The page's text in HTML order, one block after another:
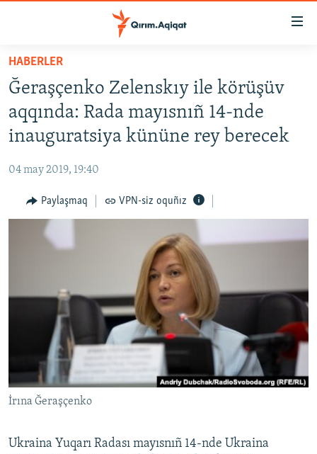
Esas
mündericege
qaytmaq
Baş
navigatsiyağa
qaytmaq
Qıdıruvğa
qaytmaq
HABERLER
SİYASET
İQTİSADİYAT
MEDENİYET
İNSAN AQLARI
VİDEO
Русский
Українською
QOŞULIÑIZ!
HABERLER
Ğeraşçenko Zelenskıy ile körüşüv
aqqında: Rada mayısnıñ 14-nde
inauguratsiya kününe rey berecek
04 may 2019, 19:40
Paylaşmaq VPN-siz oquñız
İrına Ğeraşçenko
Ukraina Yuqarı Radası mayısnıñ 14-nde Ukraina